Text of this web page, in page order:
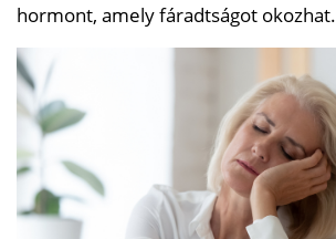
hormont, amely fáradtságot okozhat.